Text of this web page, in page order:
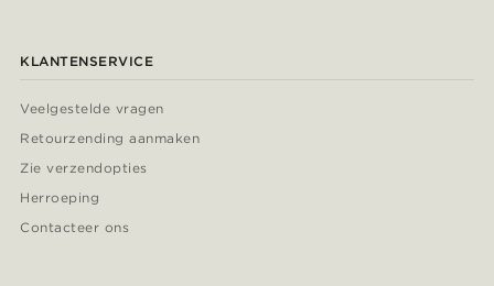
KLANTENSERVICE
Veelgestelde vragen
Retourzending aanmaken
Zie verzendopties
Herroeping
Contacteer ons